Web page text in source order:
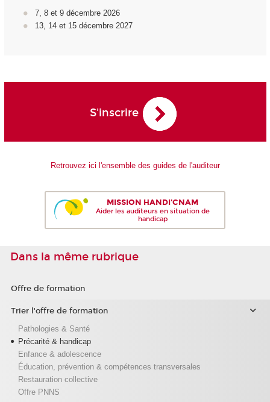
7, 8 et 9 décembre 2026
13, 14 et 15 décembre 2027
S'inscrire
Retrouvez ici l'ensemble des guides de l'auditeur
MISSION HANDI'CNAM
Aider les auditeurs en situation de
handicap
Dans la même rubrique
Offre de formation
Trier l'offre de formation
Pathologies & Santé
Précarité & handicap
Enfance & adolescence
Éducation, prévention & compétences transversales
Restauration collective
Offre PNNS